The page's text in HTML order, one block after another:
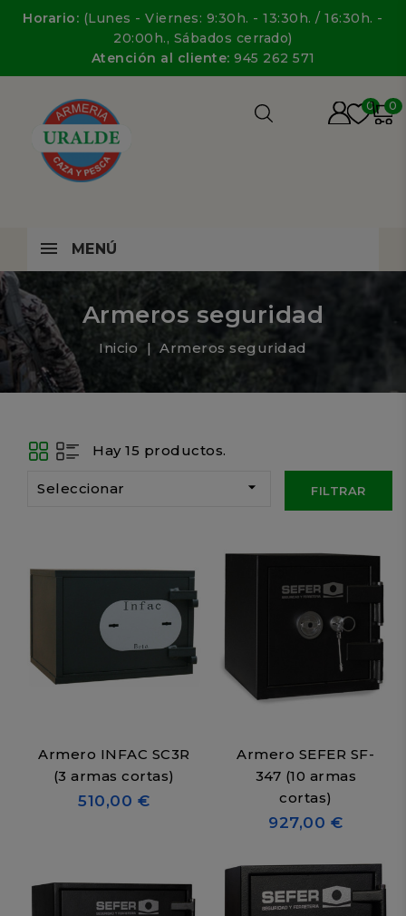
Horario: (Lunes - Viernes: 9:30h. - 13:30h. / 16:30h. -
20:00h., Sábados cerrado)
Atención al cliente: 945 262 571
0 0
MENÚ
Armeros seguridad
Inicio Armeros seguridad
Hay 15 productos.
Seleccionar  FILTRAR
Armero INFAC SC3R
(3 armas cortas)
510,00 €
Armero SEFER SF-
347 (10 armas
cortas)
927,00 €